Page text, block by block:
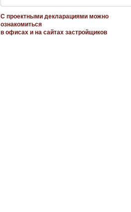
С проектными декларациями можно
ознакомиться
в офисах и на сайтах застройщиков